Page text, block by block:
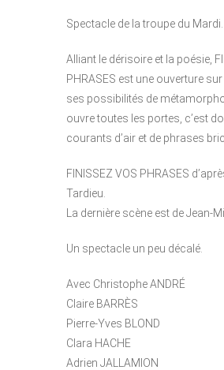
Spectacle de la troupe du Mardi.
Alliant le dérisoire et la poésie,
PHRASES est une ouverture
ses possibilités de
ouvre toutes les portes, c’est
courants d’air et de phrases
FINISSEZ VOS PHRASES
Tardieu.
La dernière scène est de Jean-
Un spectacle un peu décalé.
Avec Christophe ANDRÉ
Claire BARRÈS
Pierre-Yves BLOND
Clara HACHE
Adrien JALLAMION